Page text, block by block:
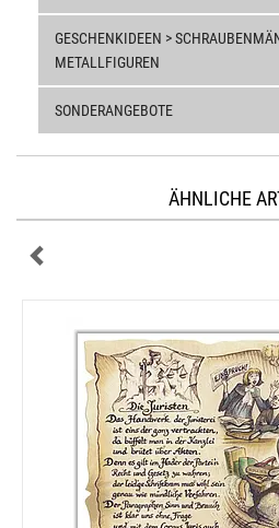
GESCHENKIDEEN >
METALLFIGUREN
SONDERANGEBOTE
ÄHNLICHE